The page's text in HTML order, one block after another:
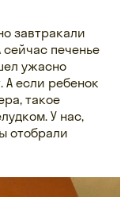
завтракали
печенье
ужасно
А если ребенок
такое
У нас,
отобрали